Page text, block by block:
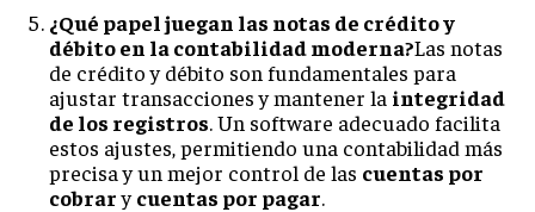
¿Qué papel juegan las notas de crédito y
débito en la contabilidad moderna?Las notas
de crédito y débito son fundamentales para
ajustar transacciones y mantener la integridad
de los registros. Un software adecuado facilita
estos ajustes, permitiendo una contabilidad más
precisa y un mejor control de las cuentas por
cobrarycuentas por pagar.